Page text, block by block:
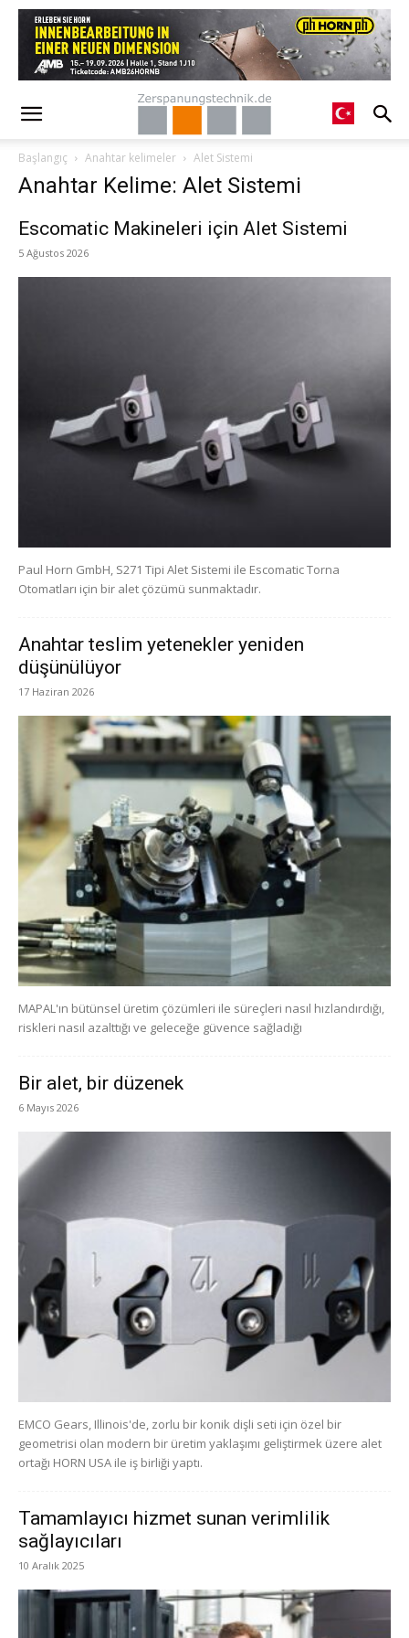
Başlangıç Anahtar kelimeler Alet Sistemi
Anahtar Kelime: Alet Sistemi
Escomatic Makineleri için Alet Sistemi
5 Ağustos 2026
Paul Horn GmbH, S271 Tipi Alet Sistemi ile Escomatic Torna
Otomatları için bir alet çözümü sunmaktadır.
Anahtar teslim yetenekler yeniden
düşünülüyor
17 Haziran 2026
MAPAL'ın bütünsel üretim çözümleri ile süreçleri nasıl hızlandırdığı,
riskleri nasıl azalttığı ve geleceğe güvence sağladığı
Bir alet, bir düzenek
6 Mayıs 2026
EMCO Gears, Illinois'de, zorlu bir konik dişli seti için özel bir
geometrisi olan modern bir üretim yaklaşımı geliştirmek üzere alet
ortağı HORN USA ile iş birliği yaptı.
Tamamlayıcı hizmet sunan verimlilik
sağlayıcıları
10 Aralık 2025